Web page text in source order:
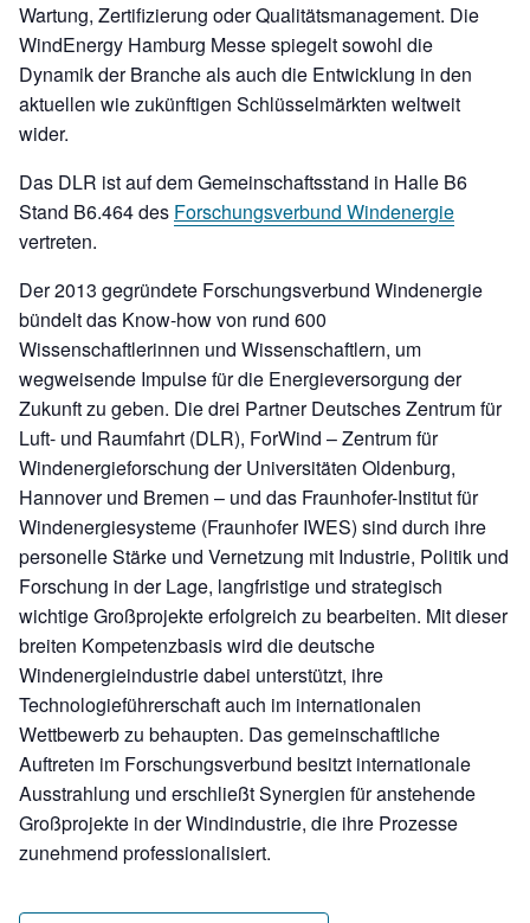
Wartung, Zertifizierung oder Qualitätsmanagement. Die
WindEnergy Hamburg Messe spiegelt sowohl die
Dynamik der Branche als auch die Entwicklung in den
aktuellen wie zukünftigen Schlüsselmärkten weltweit
wider.
Das DLR ist auf dem Gemeinschaftsstand in Halle B6
Stand B6.464 des Forschungsverbund Windenergie
vertreten.
Der 2013 gegründete Forschungsverbund Windenergie
bündelt das Know-how von rund 600
Wissenschaftlerinnen und Wissenschaftlern, um
wegweisende Impulse für die Energieversorgung der
Zukunft zu geben. Die drei Partner Deutsches Zentrum für
Luft- und Raumfahrt (DLR), ForWind – Zentrum für
Windenergieforschung der Universitäten Oldenburg,
Hannover und Bremen – und das Fraunhofer-Institut für
Windenergiesysteme (Fraunhofer IWES) sind durch ihre
personelle Stärke und Vernetzung mit Industrie, Politik und
Forschung in der Lage, langfristige und strategisch
wichtige Großprojekte erfolgreich zu bearbeiten. Mit dieser
breiten Kompetenzbasis wird die deutsche
Windenergieindustrie dabei unterstützt, ihre
Technologieführerschaft auch im internationalen
Wettbewerb zu behaupten. Das gemeinschaftliche
Auftreten im Forschungsverbund besitzt internationale
Ausstrahlung und erschließt Synergien für anstehende
Großprojekte in der Windindustrie, die ihre Prozesse
zunehmend professionalisiert.